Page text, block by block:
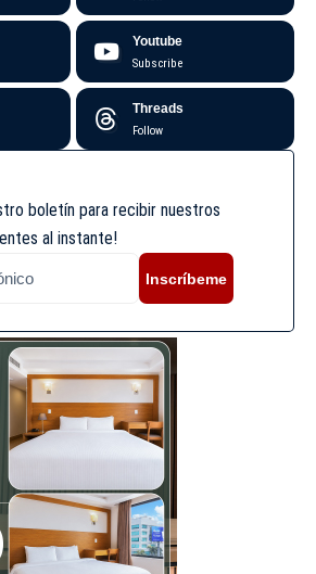
Youtube
Subscribe
Threads
Follow
boletín para recibir nuestros
al instante!
Inscríbeme